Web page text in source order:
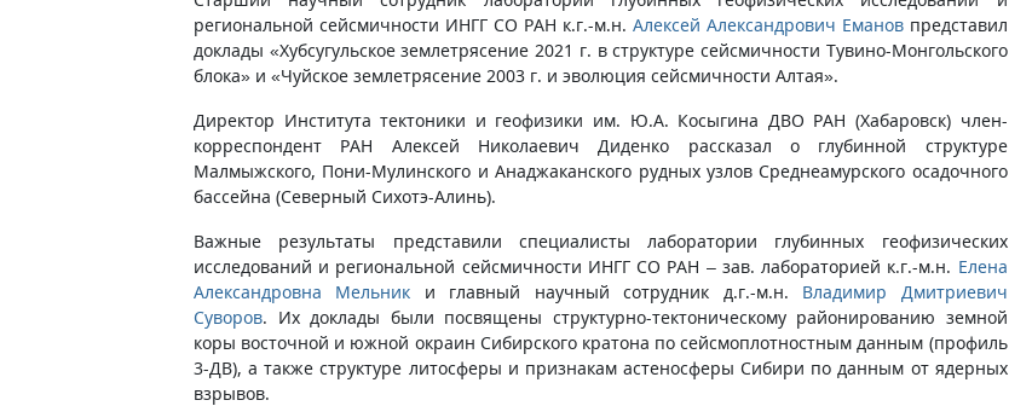
региональной сейсмичности ИНГГ СО РАН к.г.-м.н. Алексей Александрович Емановпредставил
доклады «Хубсугульское землетрясение 2021 г. в структуре сейсмичности Тувино-Монгольского
блока» и «Чуйское землетрясение 2003 г. и эволюция сейсмичности Алтая».
Директор Института тектоники и геофизики им. Ю.А. Косыгина ДВО РАН (Хабаровск) член-
корреспондент РАН Алексей Николаевич Диденко рассказал о глубинной структуре
Малмыжского, Пони-Мулинского и Анаджаканского рудных узлов Среднеамурского осадочного
бассейна (Северный Сихотэ-Алинь).
Важные результаты представили специалисты лаборатории глубинных геофизических
исследований и региональной сейсмичности ИНГГ СО РАН – зав. лабораторией к.г.-м.н. Елена
Александровна Мельник и главный научный сотрудник д.г.-м.н. Владимир Дмитриевич
Суворов. Их доклады были посвящены структурно-тектоническому районированию земной
коры восточной и южной окраин Сибирского кратона по сейсмоплотностным данным (профиль
3-ДВ), а также структуре литосферы и признакам астеносферы Сибири по данным от ядерных
взрывов.